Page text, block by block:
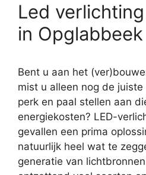
Led
in Opglabbeek
Bent u aan het
mist u alleen nog de
perk en paal stellen aan
energiekosten? LED-
gevallen een prima
natuurlijk heel wat te
generatie van